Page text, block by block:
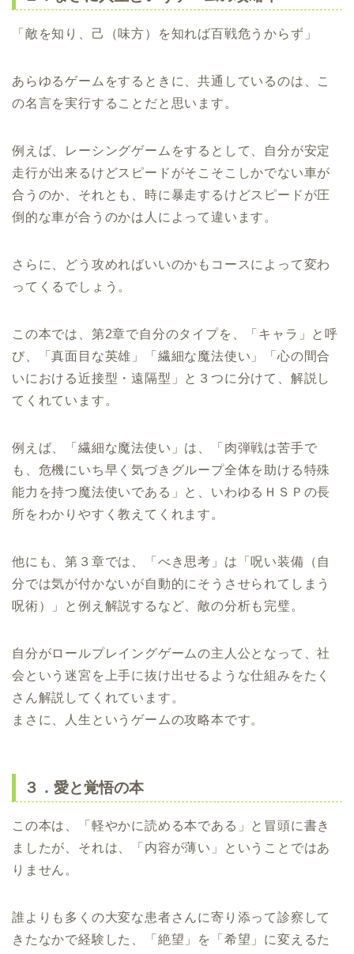
「敵を知り、己（味方）を知れば百戦危うからず」
あらゆるゲームをするときに、共通しているのは、こ
の名言を実行することだと思います。
例えば、レーシングゲームをするとして、自分が安定
走行が出来るけどスピードがそこそこしかでない車が
合うのか、それとも、時に暴走するけどスピードが圧
倒的な車が合うのかは人によって違います。
さらに、どう攻めればいいのかもコースによって変わ
ってくるでしょう。
この本では、第2章で自分のタイプを、「キャラ」と呼
び、「真面目な英雄」「繊細な魔法使い」「心の間合
いにおける近接型・遠隔型」と３つに分けて、解説し
てくれています。
例えば、「繊細な魔法使い」は、「肉弾戦は苦手で
も、危機にいち早く気づきグループ全体を助ける特殊
能力を持つ魔法使いである」と、いわゆるＨＳＰの長
所をわかりやすく教えてくれます。
他にも、第３章では、「べき思考」は「呪い装備（自
分では気が付かないが自動的にそうさせられてしまう
呪術）」と例え解説するなど、敵の分析も完璧。
自分がロールプレイングゲームの主人公となって、社
会という迷宮を上手に抜け出せるような仕組みをたく
さん解説してくれています。
まさに、人生というゲームの攻略本です。
３．愛と覚悟の本
この本は、「軽やかに読める本である」と冒頭に書き
ましたが、それは、「内容が薄い」ということではあ
りません。
誰よりも多くの大変な患者さんに寄り添って診察して
きたなかで経験した、「絶望」を「希望」に変えるた